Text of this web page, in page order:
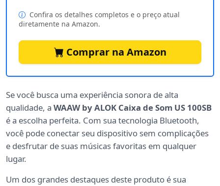
Confira os detalhes completos e o preço atual
diretamente na Amazon.
Comprar na Amazon
Se você busca uma experiência sonora de alta
qualidade, a WAAW by ALOK Caixa de Som US 100SB
é a escolha perfeita. Com sua tecnologia Bluetooth,
você pode conectar seu dispositivo sem complicações
e desfrutar de suas músicas favoritas em qualquer
lugar.
Um dos grandes destaques deste produto é sua